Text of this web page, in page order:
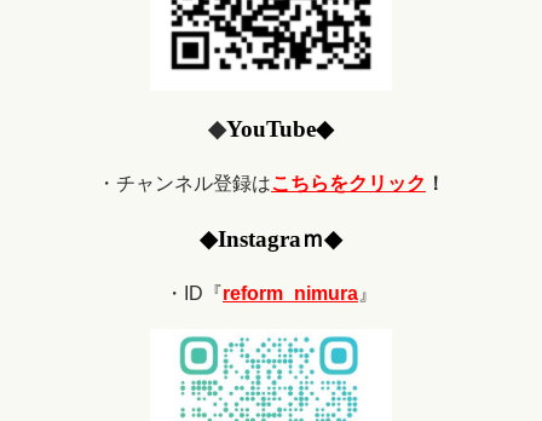
◆YouTube◆
・チャンネル登録はこちらをクリック ！
◆Instagraｍ◆
・ID『reform_nimura 』